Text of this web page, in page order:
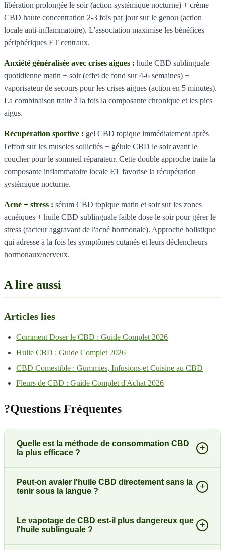
libération prolongée le soir (action systémique nocturne) + crème
CBD haute concentration 2-3 fois par jour sur le genou (action
locale anti-inflammatoire). L'association maximise les bénéfices
périphériques ET centraux.
Anxiété généralisée avec crises aigues : huile CBD sublinguale
quotidienne matin + soir (effet de fond sur 4-6 semaines) +
vaporisateur de secours pour les crises aigues (action en 5 minutes).
La combinaison traite à la fois la composante chronique et les pics
aigus.
Récupération sportive : gel CBD topique immédiatement après
l'effort sur les muscles sollicités + gélule CBD le soir avant le
coucher pour le sommeil réparateur. Cette double approche traite la
composante inflammatoire locale ET favorise la récupération
systémique nocturne.
Acné + stress : sérum CBD topique matin et soir sur les zones
acnéiques + huile CBD sublinguale faible dose le soir pour gérer le
stress (facteur aggravant de l'acné hormonale). Approche holistique
qui adresse à la fois les symptômes cutanés et leurs déclencheurs
hormonaux/nerveux.
A lire aussi
Articles lies
Comment Doser le CBD : Guide Complet 2026
Huile CBD : Guide Complet 2026
CBD Comestible : Gummies, Infusions et Cuisine au CBD
Fleurs de CBD : Guide Complet d'Achat 2026
?Questions Fréquentes
Quelle est la méthode de consommation CBD
la plus efficace ?
+
Peut-on avaler l'huile CBD directement sans la
tenir sous la langue ?
+
Le vapotage de CBD est-il plus dangereux que
l'huile sublinguale ?
+